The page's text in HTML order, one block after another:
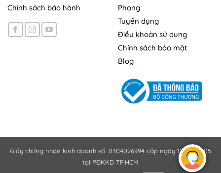
Chính sách bảo hành
Phong
Tuyển dụng
Điều khoản sử dụng
Chính sách bảo mật
Blog
Giấy chứng nhận kinh doanh số: 0304026994 cấp ngày 12/10/2005
tại PĐKKD TP.HCM